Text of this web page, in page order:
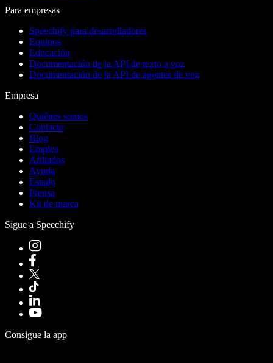
Para empresas
Speechify para desarrolladores
Equipos
Educación
Documentación de la API de texto a voz
Documentación de la API de agentes de voz
Empresa
Quiénes somos
Contacto
Blog
Empleo
Afiliados
Ayuda
Estado
Prensa
Kit de marca
Sigue a Speechify
Consigue la app